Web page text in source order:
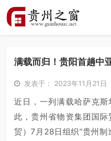
满载而归！贵阳首趟中
发表于： 2023年11月21日
近日，一列满载哈萨克
此，贵州省物资集团国
贸）7月28日组织“贵州制